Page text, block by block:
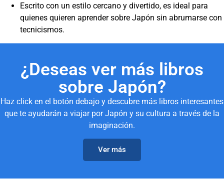
Escrito con un estilo cercano y divertido, es ideal para
quienes quieren aprender sobre Japón sin abrumarse con
tecnicismos.
¿Deseas ver más libros
sobre Japón?
Haz click en el botón debajo y descubre más libros interesantes
que te ayudarán a viajar por Japón y su cultura a través de la
imaginación.
Ver más